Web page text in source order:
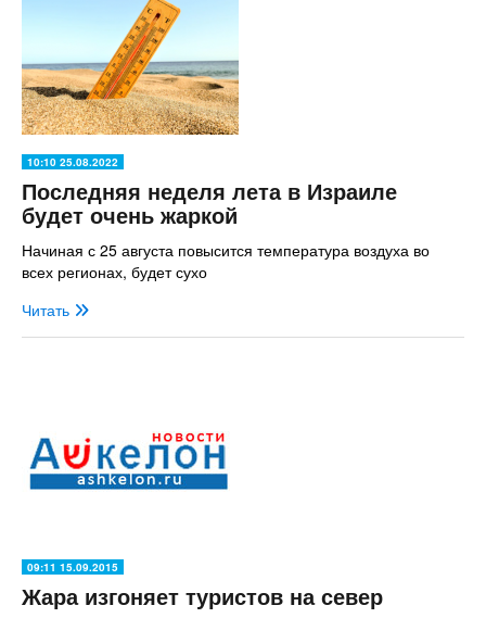
10:10 25.08.2022
Последняя неделя лета в Израиле
будет очень жаркой
Начиная с 25 августа повысится температура воздуха во
всех регионах, будет сухо
Читать
09:11 15.09.2015
Жара изгоняет туристов на север